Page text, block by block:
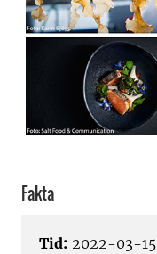
Fakta
Tid: 2022-03-